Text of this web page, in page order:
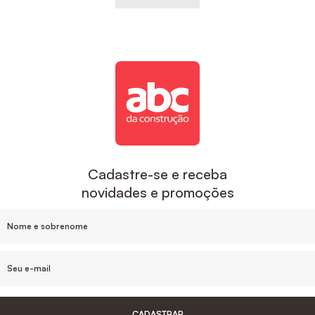
Cadastre-se e receba
novidades e promoções